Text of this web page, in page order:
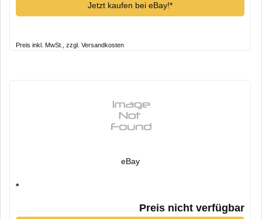
Jetzt kaufen bei eBay!*
Preis inkl. MwSt., zzgl. Versandkosten
eBay
*
Preis nicht verfügbar